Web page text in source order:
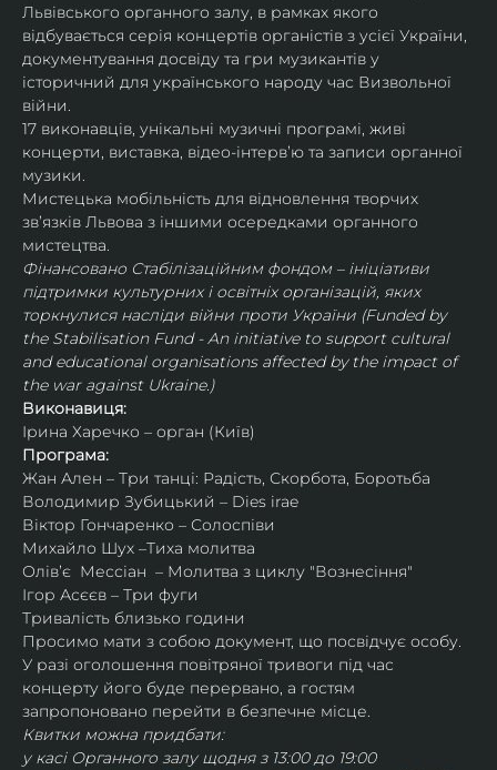
Львівського органного залу, в рамках якого
відбувається серія концертів органістів з усієї України,
документування досвіду та гри музикантів у
історичний для українського народу час Визвольної
війни.
17 виконавців, унікальні музичні програмі, живі
концерти, виставка, відео-інтервʼю та записи органної
музики.
Мистецька мобільність для відновлення творчих
зв’язків Львова з іншими осередками органного
мистецтва.
Фінансовано Стабілізаційним фондом – ініціативи
підтримки культурних і освітніх організацій, яких
торкнулися насліди війни проти України (Funded by
the Stabilisation Fund - An initiative to support cultural
and educational organisations affected by the impact of
the war against Ukraine.)
Виконавиця:
Ірина Харечко – орган (Київ)
Програма:
Жан Ален – Три танці: Радість, Скорбота, Боротьба
Володимир Зубицький – Dies irae
Віктор Гончаренко – Солоспіви
Михайло Шух –Тиха молитва
Олівʼє  Мессіан  – Молитва з циклу "Вознесіння"
Ігор Асєєв – Три фуги
Тривалість близько години
Просимо мати з собою документ, що посвідчує особу.
У разі оголошення повітряної тривоги під час
концерту його буде перервано, а гостям
запропоновано перейти в безпечне місце.
Квитки можна придбати:
у касі Органного залу щодня з 13:00 до 19:00